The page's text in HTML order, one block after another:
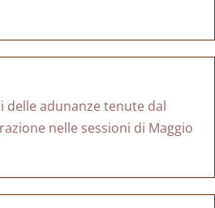
delle adunanze tenute dal
nelle sessioni di Maggio